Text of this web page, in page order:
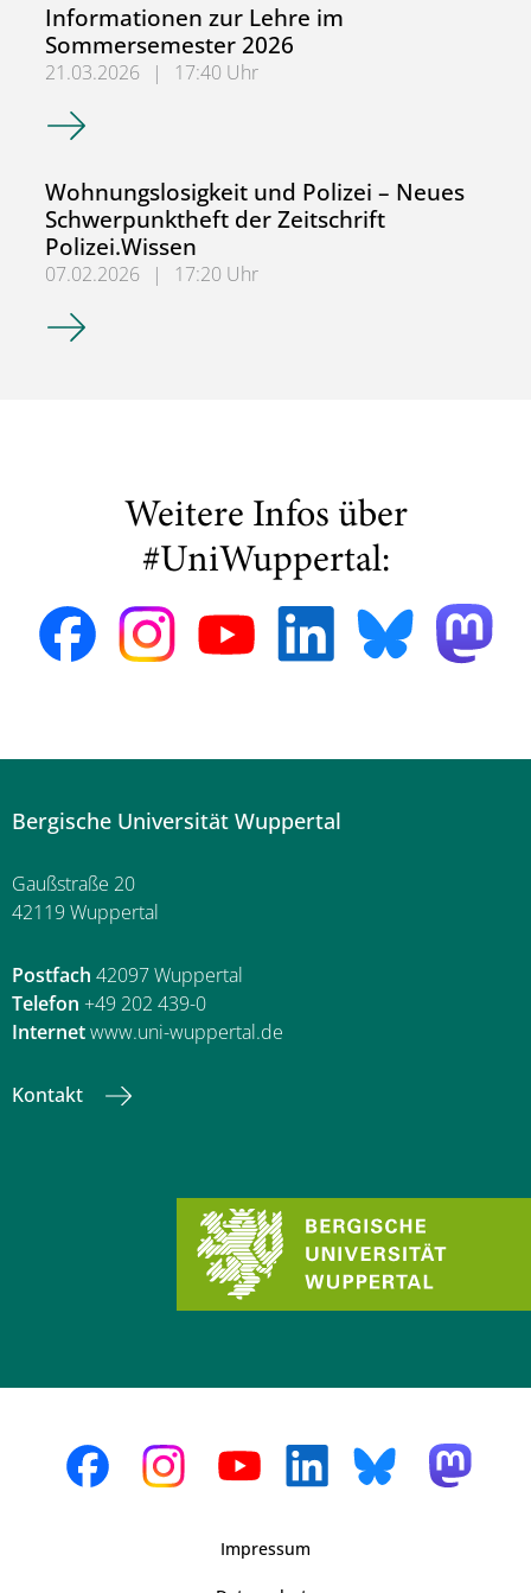
Informationen zur Lehre im
Sommersemester 2026
21.03.2026 |
17:40 Uhr
Informationen zur Lehre im Sommersemester 2026
Wohnungslosigkeit und Polizei – Neues
Schwerpunktheft der Zeitschrift
Polizei.Wissen
07.02.2026 |
17:20 Uhr
Wohnungslosigkeit und Polizei – Neues
Weitere Infos über
#UniWuppertal:
Bergische Universität Wuppertal
Gaußstraße 20
42119 Wuppertal
Postfach 42097 Wuppertal
Telefon +49 202 439-0
Internetwww.uni-wuppertal.de
Kontakt
Impressum